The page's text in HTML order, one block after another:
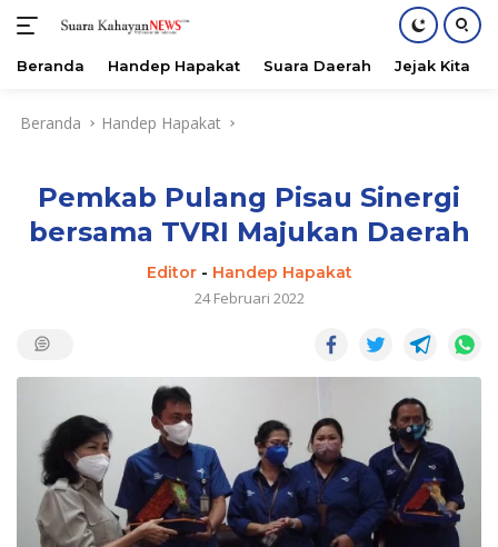
Beranda Handep Hapakat Suara Daerah Jejak Kita
Beranda Handep Hapakat
Pemkab Pulang Pisau Sinergi
bersama TVRI Majukan Daerah
Editor- Handep Hapakat
24 Februari 2022